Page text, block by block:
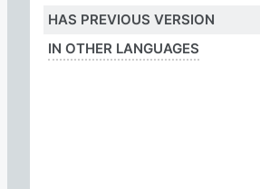
HAS PREVIOUS VERSION
IN OTHER LANGUAGES